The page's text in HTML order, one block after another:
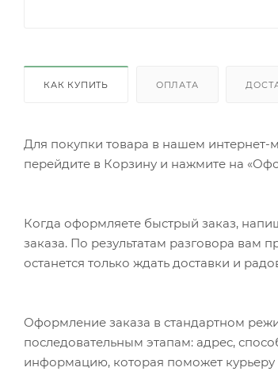
КАК КУПИТЬ ОПЛАТА
Для покупки товара в нашем интернет-
перейдите в Корзину и нажмите на
Когда оформляете быстрый заказ,
заказа. По результатам разговора вам
останется только ждать доставки и
Оформление заказа в стандартном
последовательным этапам: адрес,
информацию, которая поможет курьеру